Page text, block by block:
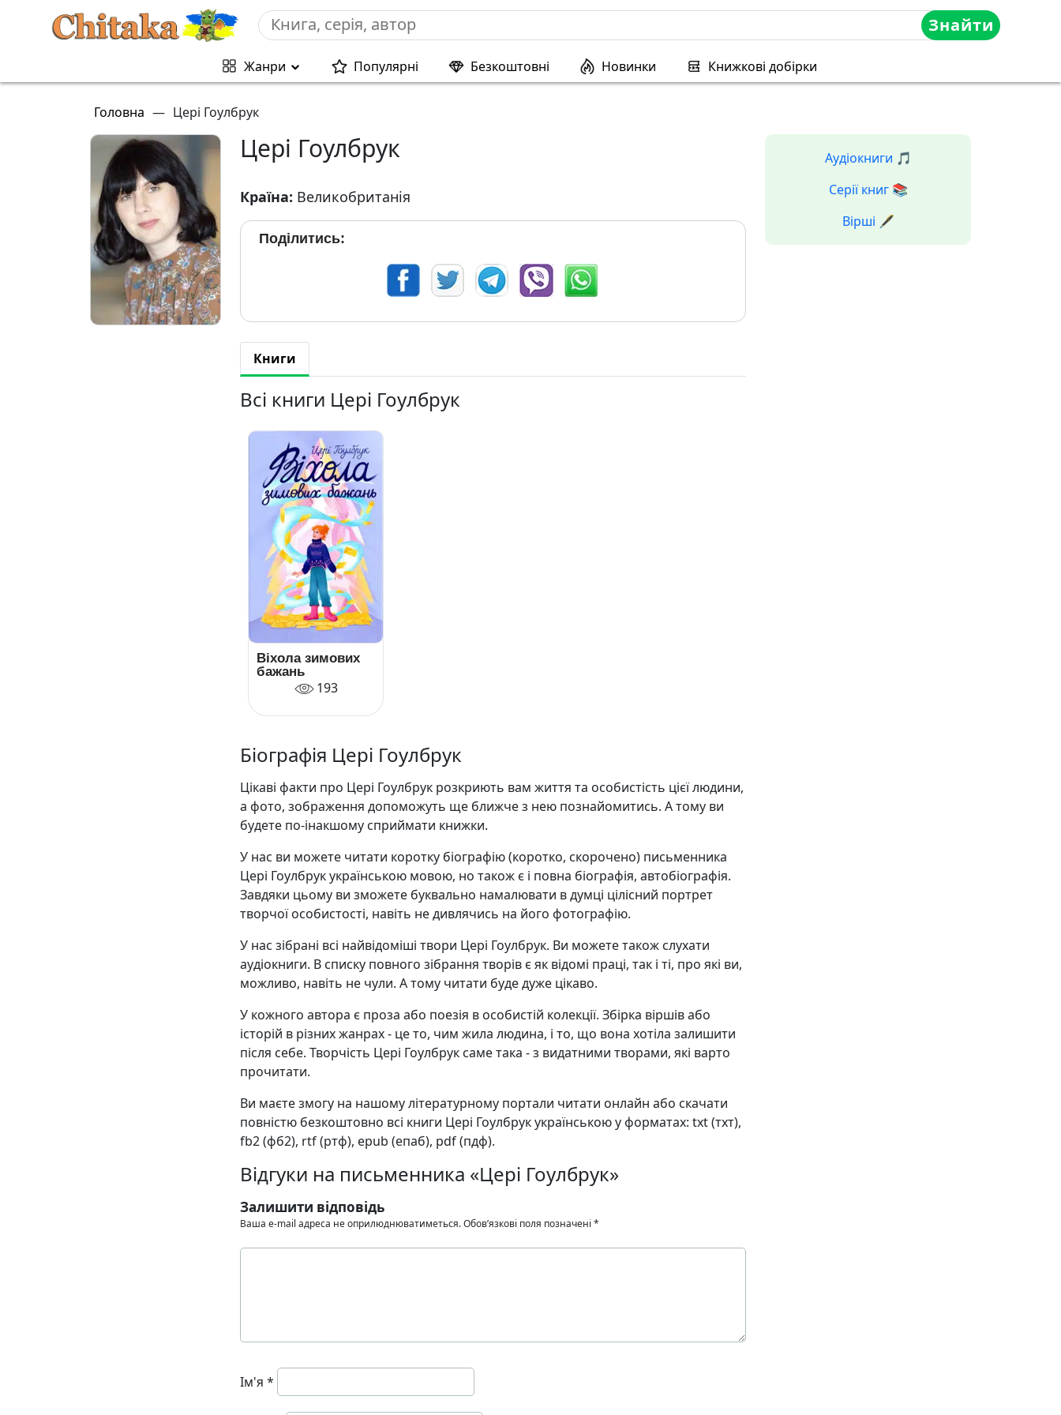
Знайти
Жанри Популярні Безкоштовні Новинки Книжкові добірки
Головна — Цері Гоулбрук
Цері Гоулбрук
Країна: Великобританія
Поділитись:
Книги
Всі книги Цері Гоулбрук
Віхола зимових
бажань
193
Біографія Цері Гоулбрук
Цікаві факти про Цері Гоулбрук розкриють вам життя та особистість цієї людини,
а фото, зображення допоможуть ще ближче з нею познайомитись. А тому ви
будете по-інакшому сприймати книжки.
У нас ви можете читати коротку біографію (коротко, скорочено) письменника
Цері Гоулбрук українською мовою, но також є і повна біографія, автобіографія.
Завдяки цьому ви зможете буквально намалювати в думці цілісний портрет
творчої особистості, навіть не дивлячись на його фотографію.
У нас зібрані всі найвідоміші твори Цері Гоулбрук. Ви можете також слухати
аудіокниги. В списку повного зібрання творів є як відомі праці, так і ті, про які ви,
можливо, навіть не чули. А тому читати буде дуже цікаво.
У кожного автора є проза або поезія в особистій колекції. Збірка віршів або
історій в різних жанрах - це то, чим жила людина, і то, що вона хотіла залишити
після себе. Творчість Цері Гоулбрук саме така - з видатними творами, які варто
прочитати.
Ви маєте змогу на нашому літературному портали читати онлайн або скачати
повністю безкоштовно всі книги Цері Гоулбрук українською у форматах: txt (тхт),
fb2 (фб2), rtf (ртф), epub (епаб), pdf (пдф).
Відгуки на письменника «Цері Гоулбрук»
Залишити відповідь
Ваша e-mail адреса не оприлюднюватиметься.Обов’язкові поля позначені *
Ім'я *
Аудіокниги 🎵
Серії книг 📚
Вірші 🖋️